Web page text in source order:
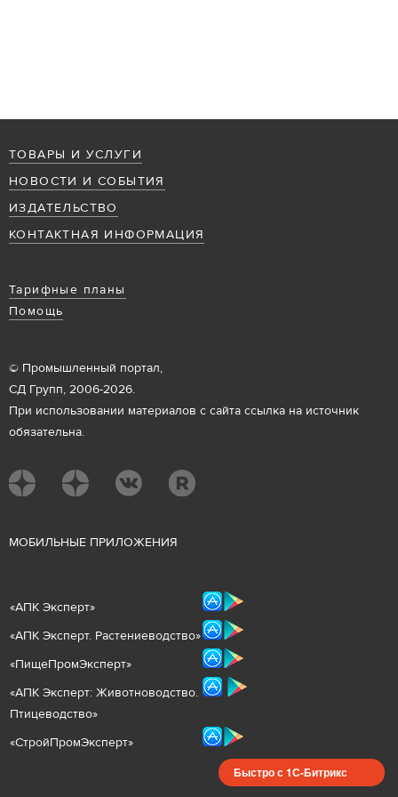
ТОВАРЫ И УСЛУГИ
НОВОСТИ И СОБЫТИЯ
ИЗДАТЕЛЬСТВО
КОНТАКТНАЯ ИНФОРМАЦИЯ
Тарифные планы
Помощь
© Промышленный портал,
СД Групп, 2006-2026.
При использовании материалов с сайта ссылка на источник
обязательна.
МОБИЛЬНЫЕ ПРИЛОЖЕНИЯ
«АПК Эксперт»
«АПК Эксперт. Растениеводство»
«ПищеПромЭксперт»
«АПК Эксперт: Животноводство.
Птицеводство»
«СтройПромЭксперт»
Быстро с 1С-Битрикс